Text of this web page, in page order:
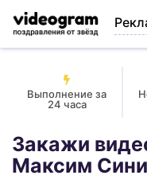
Выполнение за
24 часа
Закажи
Максим